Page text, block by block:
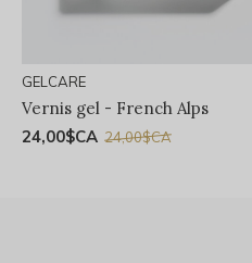
GELCARE
Vernis gel - French Alps
24,00$CA 24,00$CA